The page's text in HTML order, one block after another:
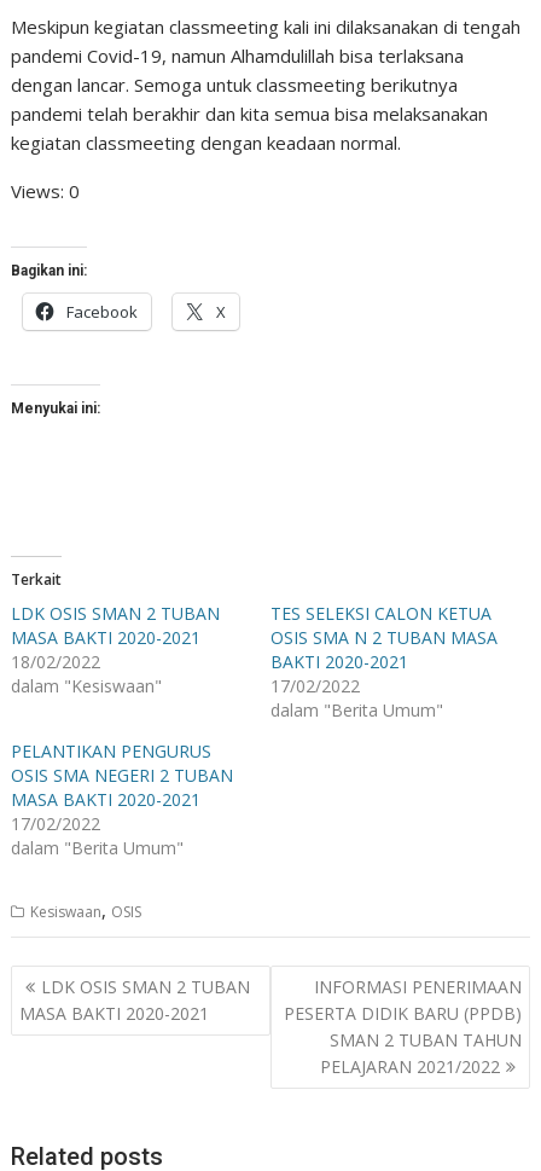
Meskipun kegiatan classmeeting kali ini dilaksanakan di tengah
pandemi Covid-19, namun Alhamdulillah bisa terlaksana
dengan lancar. Semoga untuk classmeeting berikutnya
pandemi telah berakhir dan kita semua bisa melaksanakan
kegiatan classmeeting dengan keadaan normal.
Views: 0
Bagikan ini:
Facebook X
Menyukai ini:
Terkait
LDK OSIS SMAN 2 TUBAN
MASA BAKTI 2020-2021
18/02/2022
dalam "Kesiswaan"
TES SELEKSI CALON KETUA
OSIS SMA N 2 TUBAN MASA
BAKTI 2020-2021
17/02/2022
dalam "Berita Umum"
PELANTIKAN PENGURUS
OSIS SMA NEGERI 2 TUBAN
MASA BAKTI 2020-2021
17/02/2022
dalam "Berita Umum"
Kesiswaan, OSIS
Navigasi
pos
LDK OSIS SMAN 2 TUBAN
MASA BAKTI 2020-2021
INFORMASI PENERIMAAN
PESERTA DIDIK BARU (PPDB)
SMAN 2 TUBAN TAHUN
PELAJARAN 2021/2022
Related posts